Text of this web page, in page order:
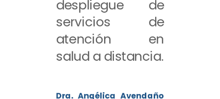
despliegue de
servicios de
atención en
salud a distancia.
Dra. Angélica Avendaño